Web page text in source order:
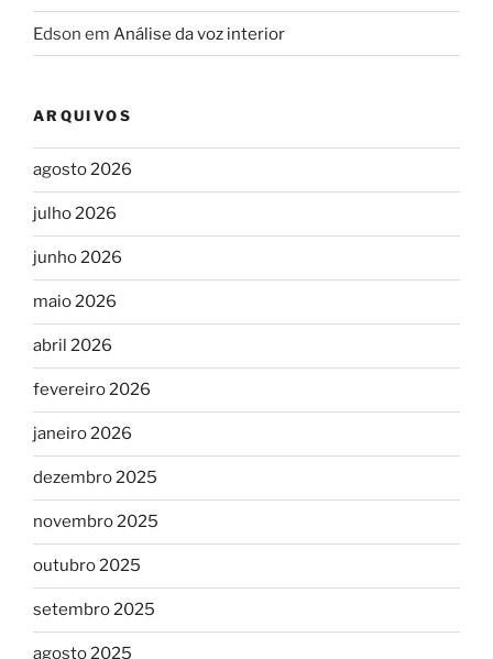
Edson em Análise da voz interior
ARQUIVOS
agosto 2026
julho 2026
junho 2026
maio 2026
abril 2026
fevereiro 2026
janeiro 2026
dezembro 2025
novembro 2025
outubro 2025
setembro 2025
agosto 2025